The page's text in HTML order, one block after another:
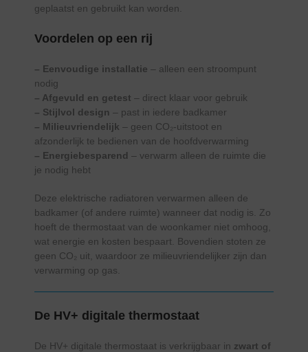
geplaatst en gebruikt kan worden.
Voordelen op een rij
– Eenvoudige installatie – alleen een stroompunt
nodig
– Afgevuld en getest – direct klaar voor gebruik
– Stijlvol design – past in iedere badkamer
– Milieuvriendelijk – geen CO₂-uitstoot en
afzonderlijk te bedienen van de hoofdverwarming
– Energiebesparend – verwarm alleen de ruimte die
je nodig hebt
Deze elektrische radiatoren verwarmen alleen de
badkamer (of andere ruimte) wanneer dat nodig is. Zo
hoeft de thermostaat van de woonkamer niet omhoog,
wat energie en kosten bespaart. Bovendien stoten ze
geen CO₂ uit, waardoor ze milieuvriendelijker zijn dan
verwarming op gas.
De HV+ digitale thermostaat
De HV+ digitale thermostaat is verkrijgbaar in zwart of